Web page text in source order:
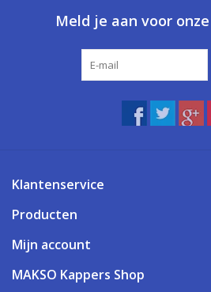
Meld je aan voor
Klantenservice
Producten
Mijn account
MAKSO Kappers Shop